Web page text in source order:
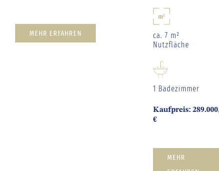
MEHR ERFAHREN
ca. 7 m²
Nutzfläche
1 Badezimmer
Kaufpreis:
€
MEHR